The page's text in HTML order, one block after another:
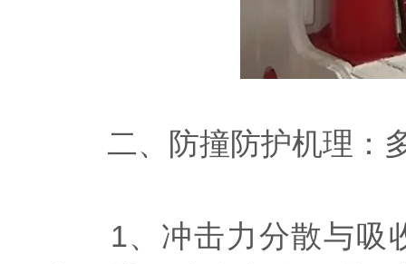
二、防撞防护机理：
1、冲击力分散与吸收